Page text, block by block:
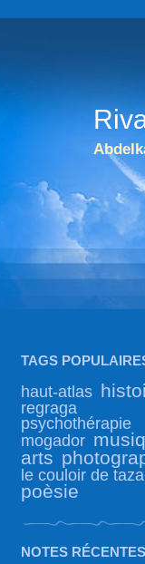
TAGS
haut-atlas
regraga
psychothérapie
mogador
arts
le couloir de taza
poèsie
NOTES RÉCENTES